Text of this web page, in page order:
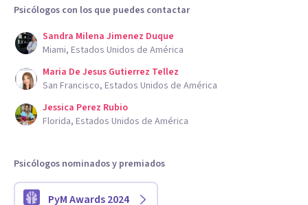
Psicólogos con los que puedes contactar
Sandra Milena Jimenez Duque
Miami, Estados Unidos de América
Maria De Jesus Gutierrez Tellez
San Francisco, Estados Unidos de América
Jessica Perez Rubio
Florida, Estados Unidos de América
Psicólogos nominados y premiados
PyM Awards 2024